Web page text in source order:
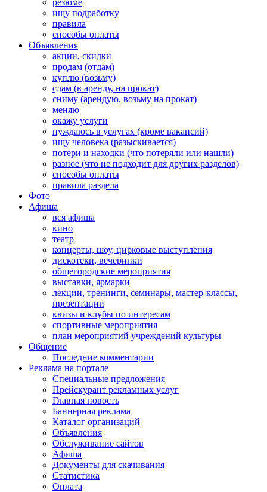
резюме
ищу подработку
правила
способы оплаты
Объявления
акции, скидки
продам (отдам)
куплю (возьму)
сдам (в аренду, на прокат)
сниму (арендую, возьму на прокат)
меняю
окажу услуги
нуждаюсь в услугах (кроме вакансий)
ищу человека (разыскивается)
потери и находки (что потеряли или нашли)
разное (что не подходит для других разделов)
способы оплаты
правила раздела
Фото
Афиша
вся афиша
кино
театр
концерты, шоу, цирковые выступления
дискотеки, вечеринки
общегородские мероприятия
выставки, ярмарки
лекции, тренинги, семинары, мастер-классы,
презентации
квизы и клубы по интересам
спортивные мероприятия
план мероприятий учреждений культуры
Общение
Последние комментарии
Реклама на портале
Специальные предложения
Прейскурант рекламных услуг
Главная новость
Баннерная реклама
Каталог организаций
Объявления
Обслуживание сайтов
Афиша
Документы для скачивания
Статистика
Оплата